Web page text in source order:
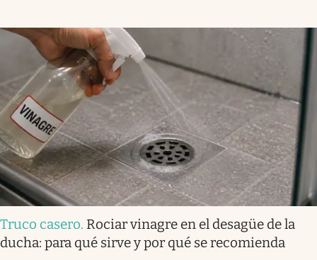
Truco casero. Rociar vinagre en el desagüe de la
ducha: para qué sirve y por qué se recomienda